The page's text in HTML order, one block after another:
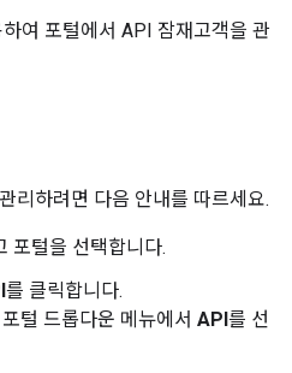
여 포털에서 API 잠재고객을 관
리하려면 다음 안내를 따르세요.
포털을 선택합니다.
를 클릭합니다.
털 드롭다운 메뉴에서 API를 선